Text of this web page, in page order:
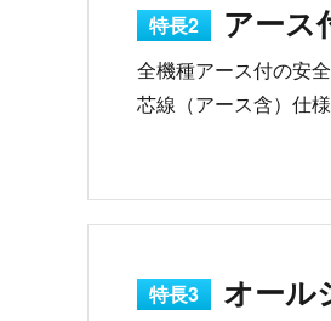
特長2 アース
全機種アース付の安
芯線（アース含）仕
特長3 オール